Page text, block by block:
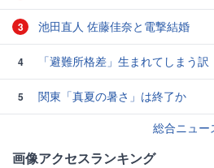
3 池田直人 佐藤佳奈と電撃結婚
4 「避難所格差」生まれてしまう訳
5
関東「真夏の暑さ」は終了か
総合ニュー
画像アクセスランキング